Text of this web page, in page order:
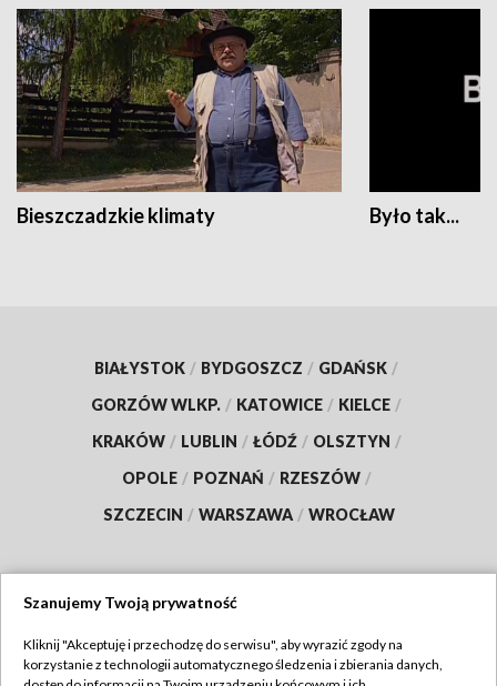
Bieszczadzkie klimaty Było tak...
BIAŁYSTOK / BYDGOSZCZ / GDAŃSK /
GORZÓW WLKP. / KATOWICE / KIELCE /
KRAKÓW / LUBLIN / ŁÓDŹ / OLSZTYN /
OPOLE / POZNAŃ / RZESZÓW /
SZCZECIN / WARSZAWA / WROCŁAW
TVP
Szanujemy Twoją prywatność
Kliknij "Akceptuję i przechodzę do serwisu", aby wyrazić zgody na
korzystanie z technologii automatycznego śledzenia i zbierania danych,